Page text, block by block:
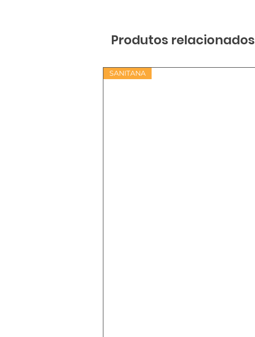
Produtos relacionados
SANITANA